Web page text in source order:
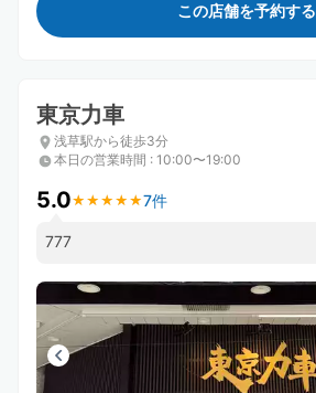
この店舗を予約する
東京力車
浅草駅から徒歩3分
本日の営業時間 : 10:00〜19:00
5.0★ ★ ★ ★ ★
★ ★ ★ ★ ★7件
777